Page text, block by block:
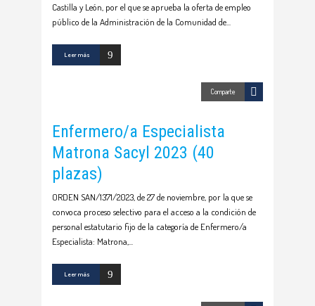
Castilla y León, por el que se aprueba la oferta de empleo
público de la Administración de la Comunidad de
Leer más
Comparte
Enfermero/a Especialista
Matrona Sacyl 2023 (40
plazas)
ORDEN SAN/1371/2023, de 27 de noviembre, por la que se
convoca proceso selectivo para el acceso a la condición de
personal estatutario fijo de la categoría de Enfermero/a
Especialista: Matrona,
Leer más